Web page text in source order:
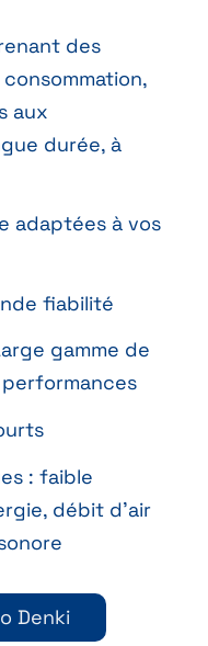
des
aux
durée, à
adaptées à vos
fiabilité
gamme de
: faible
débit d’air
Denki